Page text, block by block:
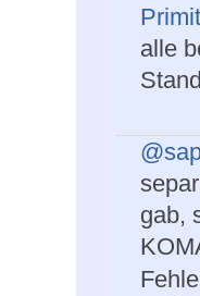
alle
gab,